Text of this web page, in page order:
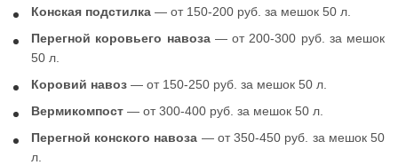
Конская подстилка — от 150-200 руб. за мешок 50 л.
Перегной коровьего навоза— от 200-300 руб. за мешок
50 л.
Коровий навоз — от 150-250 руб. за мешок 50 л.
Вермикомпост — от 300-400 руб. за мешок 50 л.
Перегной конского навоза — от 350-450 руб. за мешок 50
л.